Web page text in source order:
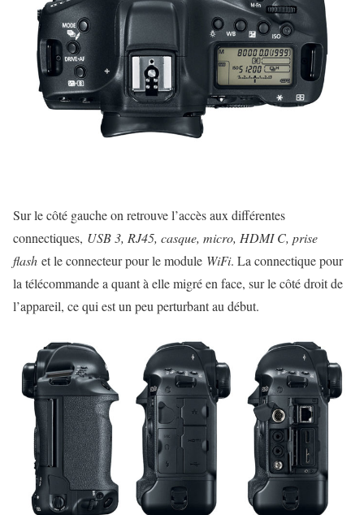
Sur le côté gauche on retrouve l’accès aux différentes
connectiques, USB 3, RJ45, casque, micro, HDMI C, prise
flash et le connecteur pour le module WiFi. La connectique pour
la télécommande a quant à elle migré en face, sur le côté droit de
l’appareil, ce qui est un peu perturbant au début.